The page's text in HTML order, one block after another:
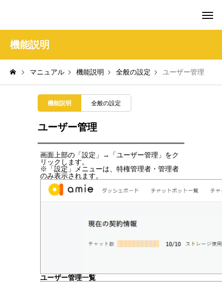
機能説明
マニュアル 機能説明 全般の設定 ユーザー管理
機能説明 全般の設定
ユーザー管理
画面上部の「設定」→「ユーザー管理」をク
リックします。
※「設定」メニューは、特権管理者・管理者
のみ表示されます。
ユーザー管理一覧